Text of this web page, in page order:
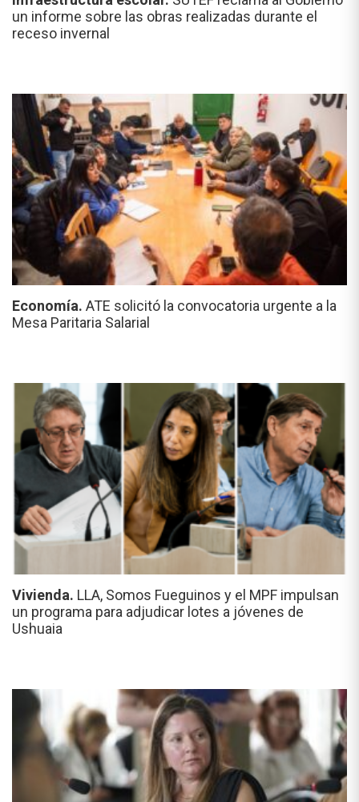
un informe sobre las obras realizadas durante el
receso invernal
Economía. ATE solicitó la convocatoria urgente a la
Mesa Paritaria Salarial
Vivienda. LLA, Somos Fueguinos y el MPF impulsan
un programa para adjudicar lotes a jóvenes de
Ushuaia